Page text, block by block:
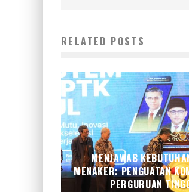
RELATED POSTS
MENJAWAB
MENAKER: PENGUATAN
PERGURUAN